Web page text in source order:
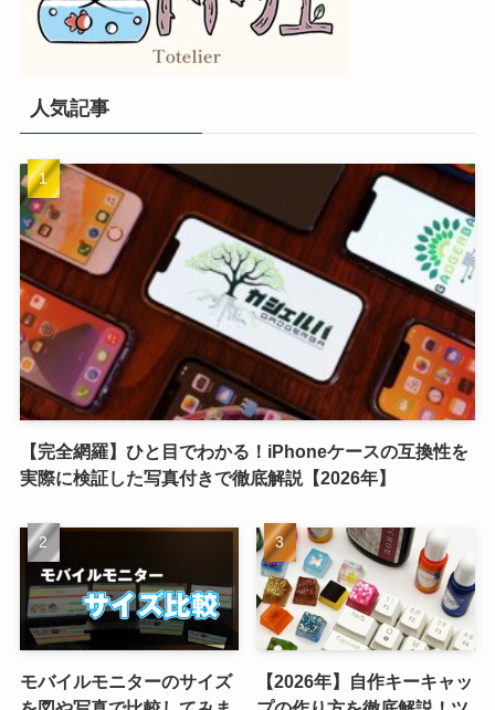
人気記事
【完全網羅】ひと目でわかる！iPhoneケースの互換性を
実際に検証した写真付きで徹底解説【2026年】
モバイルモニターのサイズ
【2026年】自作キーキャッ